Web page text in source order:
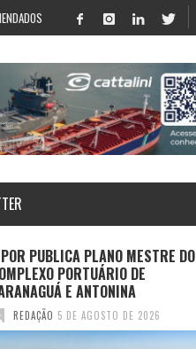
PUBLICA PLANO MESTRE DO
PORTUÁRIO DE
E ANTONINA
REDAÇÃO 5 DE AGOSTO DE 2026